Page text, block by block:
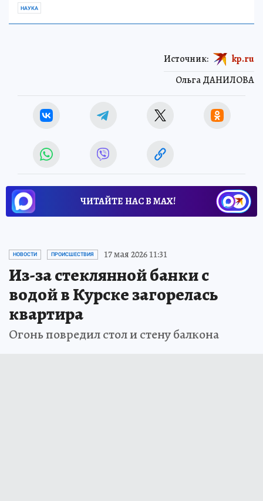
НАУКА
Ольга ДАНИЛОВА
Источник: kp.ru
ЧИТАЙТЕ НАС В МАХ!
НОВОСТИ ПРОИСШЕСТВИЯ 17 мая 2026 11:31
Из-за стеклянной банки с
водой в Курске загорелась
квартира
Огонь повредил стол и стену балкона